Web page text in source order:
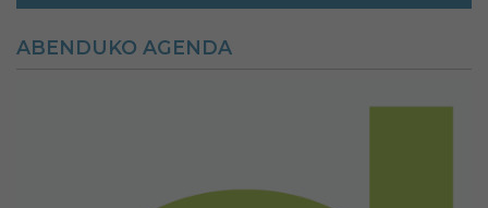
ABENDUKO AGENDA